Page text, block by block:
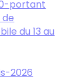
portant
du 13 au
2026